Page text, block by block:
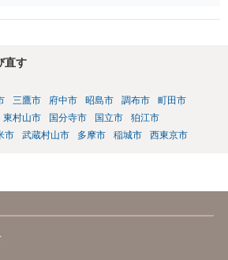
直す
三鷹市 府中市 昭島市 調布市
町田市
東村山市 国分寺市 国立市
狛江市
市 武蔵村山市 多摩市 稲城市 西東京市